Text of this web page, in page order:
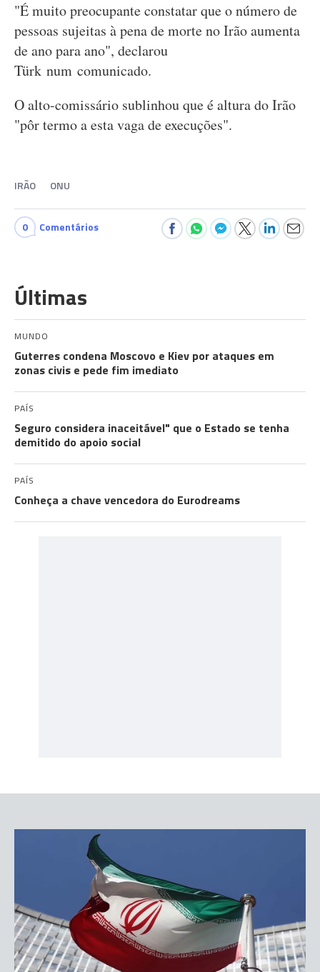
"É muito preocupante constatar que o número de
pessoas sujeitas à pena de morte no Irão aumenta
de ano para ano", declarou
Türk num comunicado.
O alto-comissário sublinhou que é altura do Irão
"pôr termo a esta vaga de execuções".
IRÃO ONU
0 Comentários
Últimas
MUNDO
Guterres condena Moscovo e Kiev por ataques em
zonas civis e pede fim imediato
PAÍS
Seguro considera inaceitável" que o Estado se tenha
demitido do apoio social
PAÍS
Conheça a chave vencedora do Eurodreams